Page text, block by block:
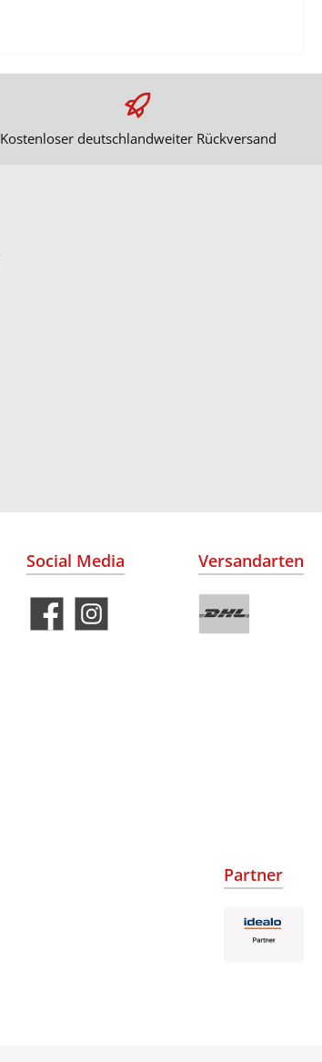
Kostenloser deutschlandweiter Rückversand
Social Media Versandarten
Partner